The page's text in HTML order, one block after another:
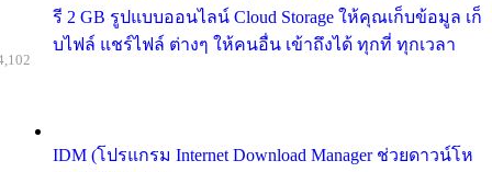
รี 2 GB รูปแบบออนไลน์ Cloud Storage ให้คุณเก็บข้อมูล เก็
บไฟล์ แชร์ไฟล์ ต่างๆ ให้คนอื่น เข้าถึงได้ ทุกที่ ทุกเวลา
IDM (โปรแกรม Internet Download Manager ช่วยดาวน์โห